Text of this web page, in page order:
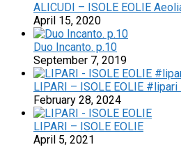
ALICUDI – ISOLE EOLIE
April 15, 2020
Duo Incanto. p.10
September 7, 2019
LIPARI – ISOLE EOLIE
February 28, 2024
LIPARI – ISOLE EOLIE
April 5, 2021